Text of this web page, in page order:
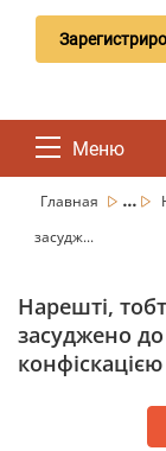
Меню
Главная ...
засудж...
Нарешті,
засуджено до
конфіскацією